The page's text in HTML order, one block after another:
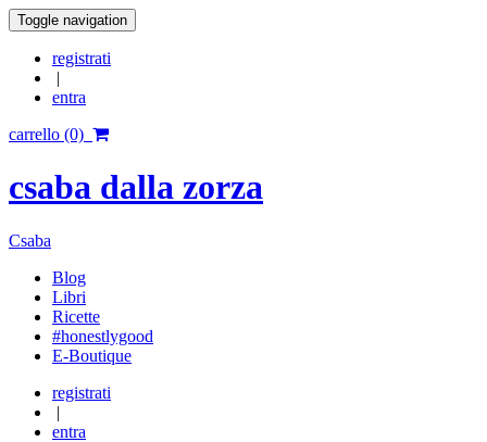
Toggle navigation
registrati
|
entra
carrello (0)
csaba dalla zorza
Csaba
Blog
Libri
Ricette
#honestlygood
E-Boutique
registrati
|
entra